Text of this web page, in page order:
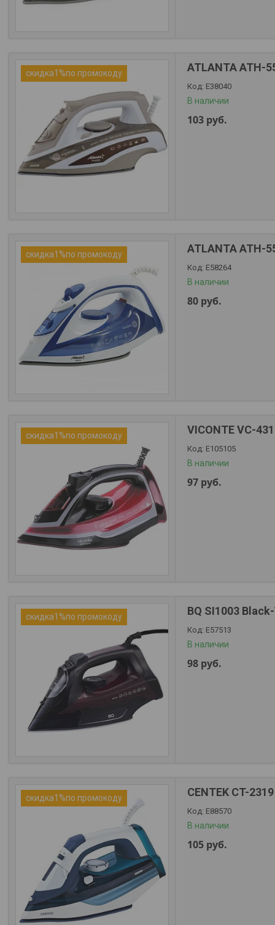
скидка1%по промокоду ATLANTA ATH-
Е38040
В наличии
103 руб.
скидка1%по промокоду ATLANTA ATH-
Е58264
В наличии
80 руб.
скидка1%по промокоду VICONTE VC-
Е105105
В наличии
97 руб.
скидка1%по промокоду BQ SI1003
Е57513
В наличии
98 руб.
скидка1%по промокоду CENTEK CT-
Е88570
В наличии
105 руб.